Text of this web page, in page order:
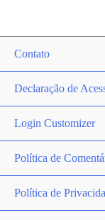
Contato
Declaração de
Login Customizer
Política de
Política de